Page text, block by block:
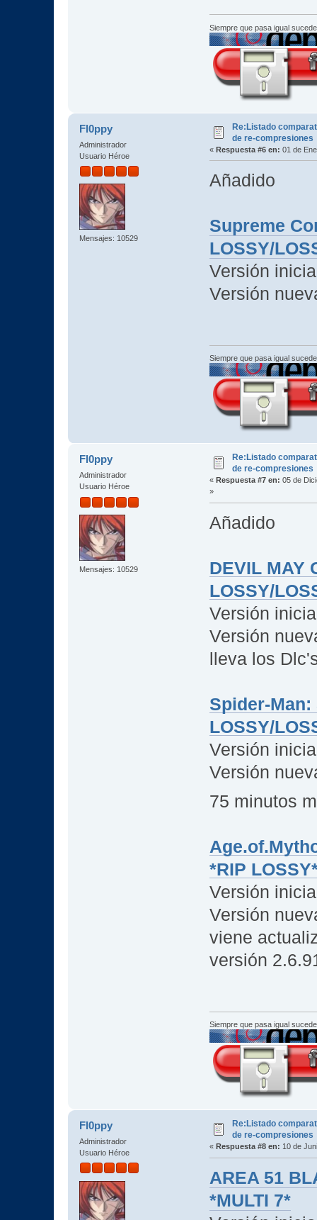
Siempre que pasa igual
Fl0ppy
Administrador
Usuario Héroe
Mensajes: 10529
Re:Listado
de re-compresiones
« Respuesta #6 en: 01 de
Añadido
Supreme
LOSSY/
Versión
Versión
Siempre que pasa igual
Fl0ppy
Administrador
Usuario Héroe
Mensajes: 10529
Re:Listado
de re-compresiones
« Respuesta #7 en: 05 de
»
Añadido
DEVIL MAY
LOSSY/
Versión
Versión
lleva los
Spider-
LOSSY/
Versión
Versión
75 minutos
*RIP
Versión
Versión
viene
versión
Siempre que pasa igual
Fl0ppy
Administrador
Usuario Héroe
Re:Listado
de re-compresiones
« Respuesta #8 en: 10 de
AREA 51
*MULTI 7*